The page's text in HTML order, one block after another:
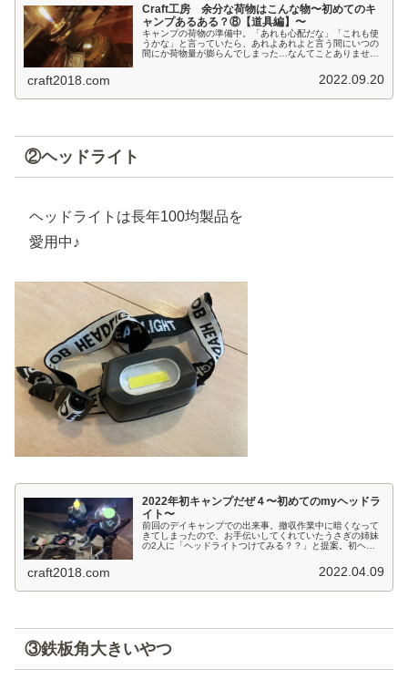
Craft工房 余分な荷物はこんな物〜初めてのキ
ャンプあるある？⑧【道具編】〜
キャンプの荷物の準備中。「あれも心配だな」「これも使
うかな」と言っていたら、あれよあれよと言う間にいつの
間にか荷物量が膨らんでしまった…なんてことありません
craft2018.com 2022.09.20
②ヘッドライト
ヘッドライトは長年100均製品を
愛用中♪
2022年初キャンプだぜ４〜初めてのmyヘッドラ
イト〜
前回のデイキャンプでの出来事。撤収作業中に暗くなって
きてしまったので、お手伝いしてくれていたうさぎの姉妹
の2人に「ヘッドライトつけてみる？？」と提案。初ヘッ
craft2018.com 2022.04.09
③鉄板角大きいやつ